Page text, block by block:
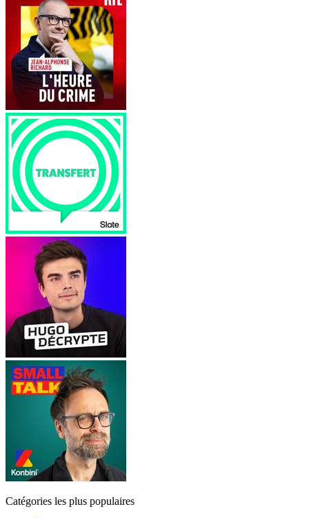
Catégories les plus populaires